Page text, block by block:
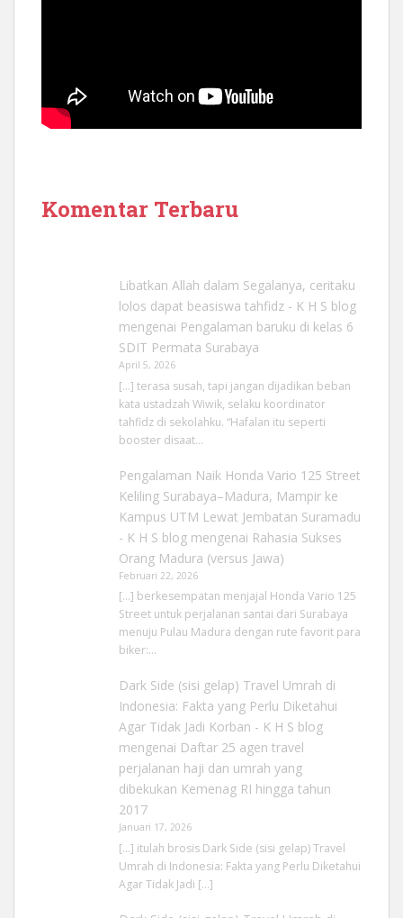
Komentar Terbaru
Libatkan Allah dalam Segalanya, ceritaku
lolos dapat beasiswa tahfidz - K H S blog
mengenai Pengalaman baruku di kelas 6
SDIT Permata Surabaya
April 5, 2026
[…] terasa susah, tapi jangan dijadikan beban
kata ustadzah Wiwik, selaku koordinator
tahfidz di sekolahku. “Hafalan itu seperti
booster disaat…
Pengalaman Naik Honda Vario 125 Street
Keliling Surabaya–Madura, Mampir ke
Kampus UTM Lewat Jembatan Suramadu
- K H S blogmengenai Rahasia Sukses
Orang Madura (versus Jawa)
Februari 22, 2026
[…] berkesempatan menjajal Honda Vario 125
Street untuk perjalanan santai dari Surabaya
menuju Pulau Madura dengan rute favorit para
biker:…
Dark Side (sisi gelap) Travel Umrah di
Indonesia: Fakta yang Perlu Diketahui
Agar Tidak Jadi Korban - K H S blog
mengenai Daftar 25 agen travel
perjalanan haji dan umrah yang
dibekukan Kemenag RI hingga tahun
2017
Januari 17, 2026
[…] itulah brosis Dark Side (sisi gelap) Travel
Umrah di Indonesia: Fakta yang Perlu Diketahui
Agar Tidak Jadi […]